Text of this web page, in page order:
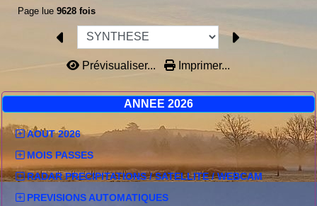
ANNEE 2026
AOUT 2026
MOIS PASSES
RADAR PRECIPITATIONS / SATELLITE / WEBCAM
PREVISIONS AUTOMATIQUES
Page lue 9628 fois
Prévisualiser... Imprimer...